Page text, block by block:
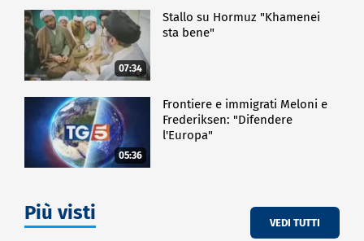
07:34
Stallo su Hormuz "Khamenei
sta bene"
05:36
Frontiere e immigrati Meloni e
Frederiksen: "Difendere
l'Europa"
Più visti VEDI TUTTI